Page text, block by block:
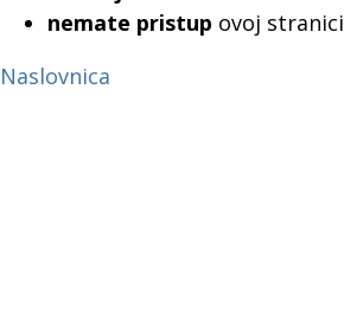
nemate pristup ovoj stranici
Naslovnica